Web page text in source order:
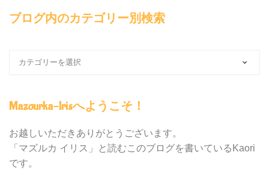
ブログ内のカテゴリー別検索
の
テ
ゴ
ー
Mazourka-Irisへようこそ！
お越しいただきありがとうございます。
「マズルカ イリス」と読むこのブログを書いているKaori
です。